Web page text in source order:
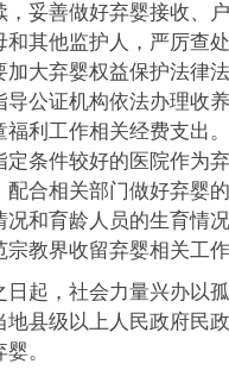
，妥善做好弃婴接收、
和其他监护人，严厉查
加大弃婴权益保护法律
导公证机构依法办理收
福利工作相关经费支出
定条件较好的医院作为
配合相关部门做好弃婴
况和育龄人员的生育情
教界收留弃婴相关工作
日起，社会力量兴办以
地县级以上人民政府民
。